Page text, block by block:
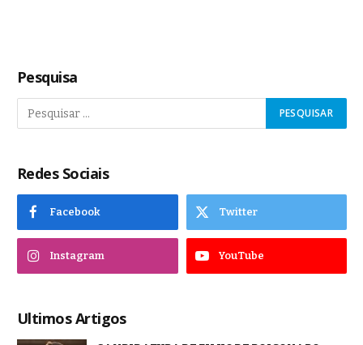
Pesquisa
Redes Sociais
Facebook Twitter
Instagram YouTube
Ultimos Artigos